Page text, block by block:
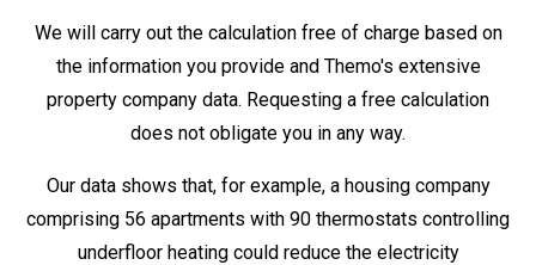
We will carry out the calculation free of charge based on
the information you provide and Themo's extensive
property company data. Requesting a free calculation
does not obligate you in any way.
Our data shows that, for example, a housing company
comprising 56 apartments with 90 thermostats controlling
underfloor heating could reduce the electricity